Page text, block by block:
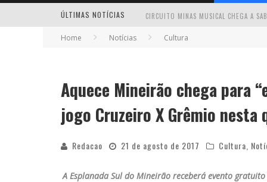
ÚLTIMAS NOTÍCIAS
MILTON GUEDES TRAZ TURNÊ
Home Notícias Cultura
Aquece Mineirão chega para
jogo Cruzeiro X Grêmio
Redacao 21 de agosto de 2017 Cultura
A Esplanada Sul do Mineirão receberá evento